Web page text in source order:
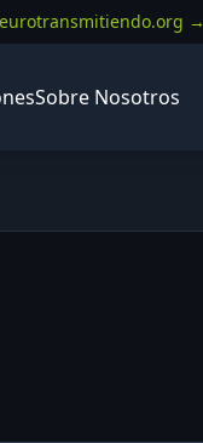
→
Sobre Nosotros